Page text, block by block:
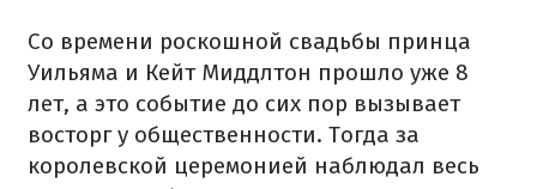
Со времени роскошной свадьбы принца
Уильяма и Кейт Миддлтон прошло уже 8
лет, а это событие до сих пор вызывает
восторг у общественности. Тогда за
королевской церемонией наблюдал весь